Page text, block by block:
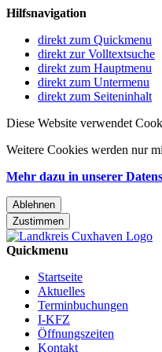
Hilfsnavigation
direkt zum Quickmenu
direkt zur Volltextsuche
direkt zum Hauptmenu
direkt zum Untermenu
direkt zum Seiteninhalt
Diese Website verwendet
Weitere Cookies werden nur
Mehr dazu in unserer
Ablehnen
Zustimmen
Quickmenu
Startseite
Aktuelles
Terminbuchungen
I-KFZ
Öffnungszeiten
Kontakt